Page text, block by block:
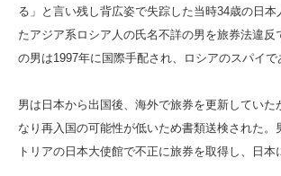
る」と言い残し背広姿で失踪した当時34歳の日本
たアジア系ロシア人の氏名不詳の男を旅券法違反
の男は1997年に国際手配され、ロシアのスパイで
男は日本から出国後、海外で旅券を更新していた
なり再入国の可能性が低いため書類送検された。
トリアの日本大使館で不正に旅券を取得し、日本